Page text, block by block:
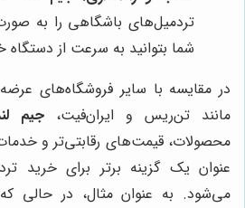
تردمیل‌های باشگاهی را به
شما بتوانید به سرعت از دستگاه
در مقایسه با سایر فروشگاه‌های
مانند تن‌ریس و ایران‌فیت، جیم
محصولات، قیمت‌های رقابتی‌تر و
عنوان یک گزینه برتر برای خرید
می‌شود. به عنوان مثال، در حالی